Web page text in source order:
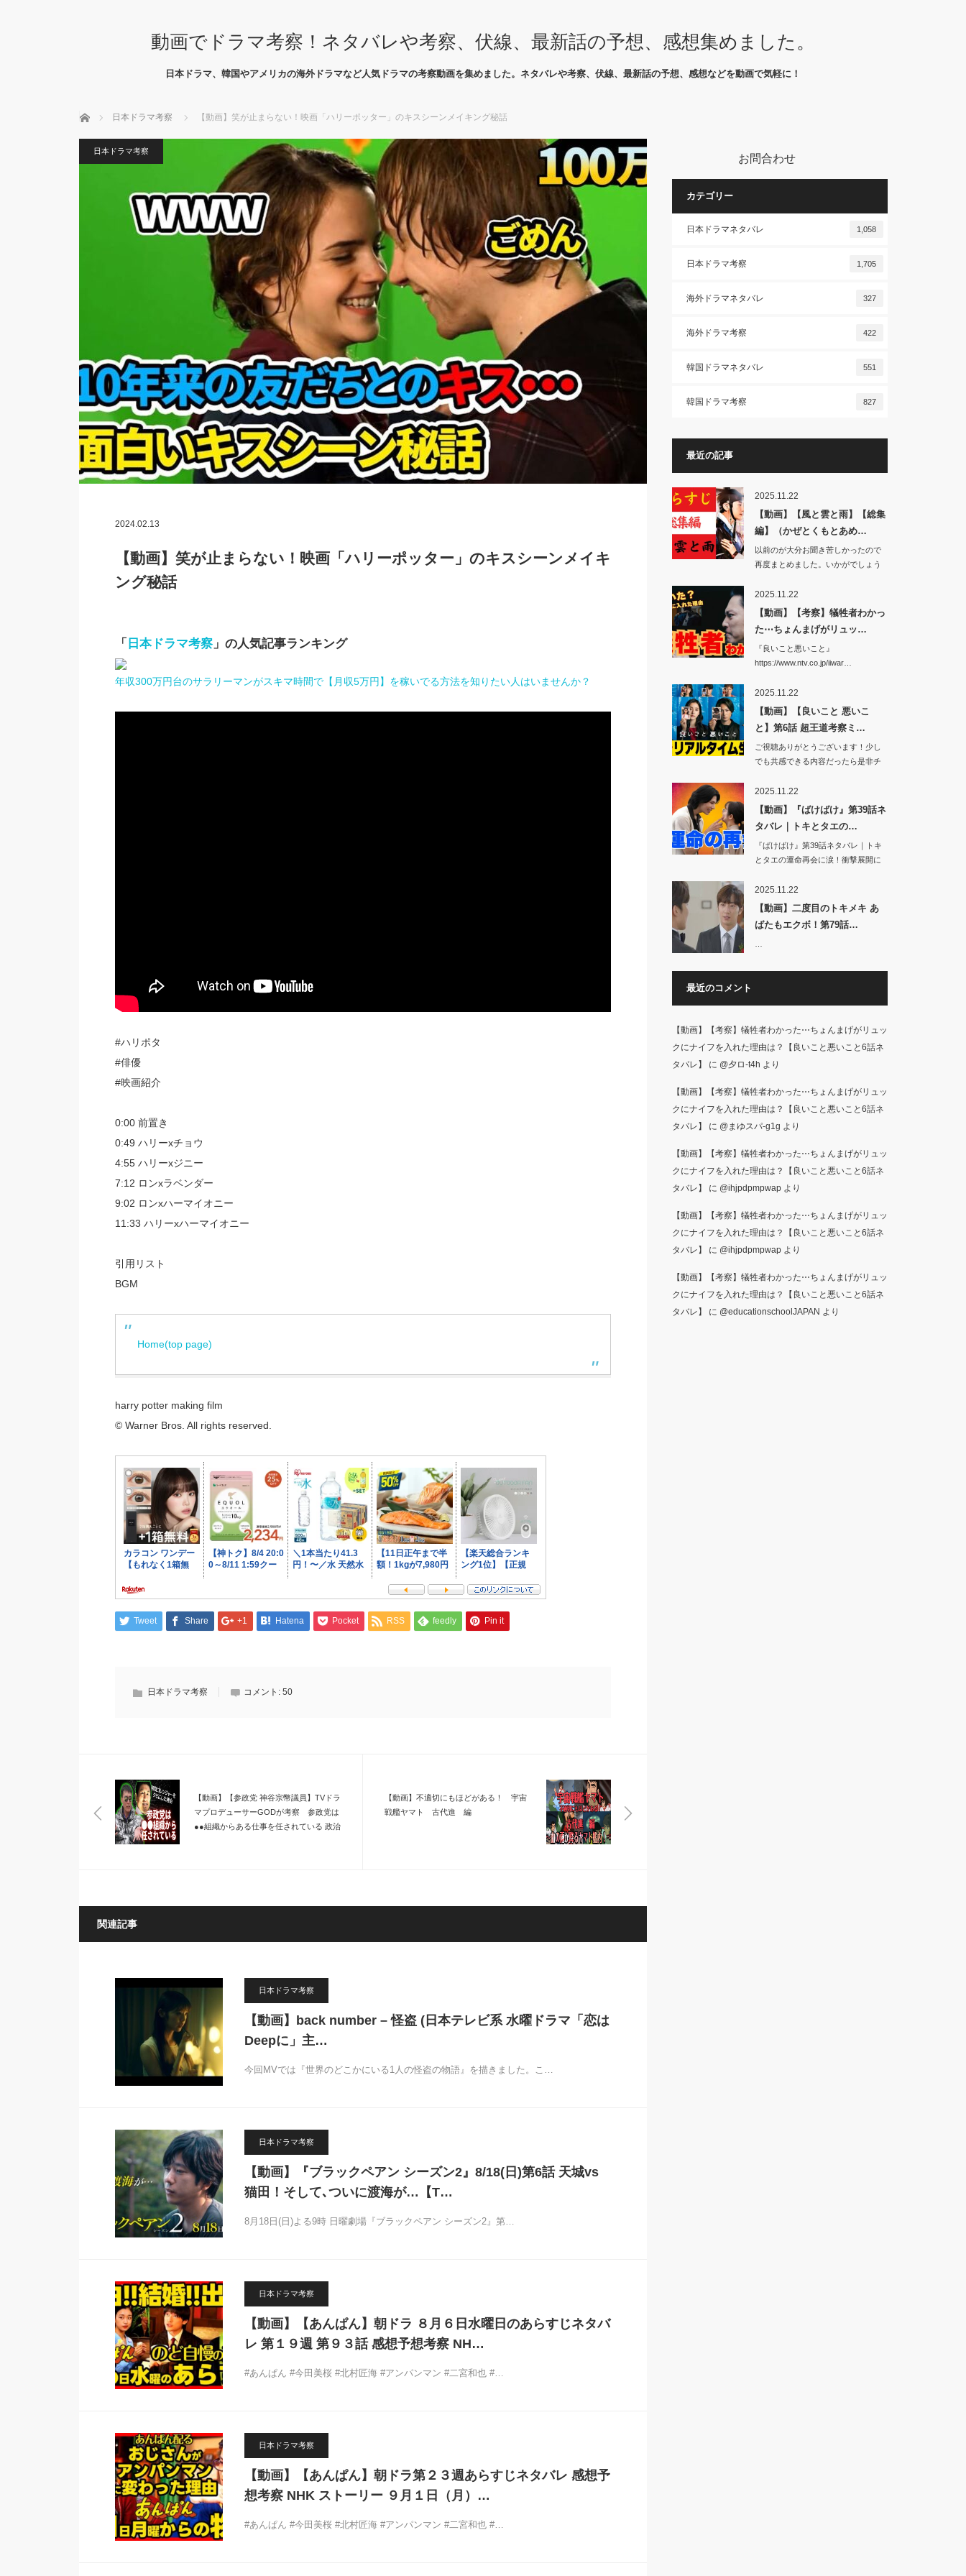
動画でドラマ考察！ネタバレや考察、伏線、最新話の予想、感想集めました。
日本ドラマ、韓国やアメリカの海外ドラマなど人気ドラマの考察動画を集めました。ネタバレや考察、伏線、最新話の予想、感想などを動画で気軽に！
ホーム 日本ドラマ考察 【動画】笑が止まらない！映画「ハリーポッター」のキスシーンメイキング秘話
日本ドラマ考察
2024.02.13
【動画】笑が止まらない！映画「ハリーポッター」のキスシーンメイキ
ング秘話
「 日本ドラマ考察」の人気記事ランキング
年収300万円台のサラリーマンがスキマ時間で【月収5万円】を稼いでる方法を知りたい人はいませんか？
#ハリポタ
#俳優
#映画紹介
0:00 前置き
0:49 ハリーxチョウ
4:55 ハリーxジニー
7:12 ロンxラベンダー
9:02 ロンxハーマイオニー
11:33 ハリーxハーマイオニー
引用リスト
BGM
Home(top page)
harry potter making film
© Warner Bros. All rights reserved.
Tweet Share +1 Hatena Pocket RSS feedly Pin it
日本ドラマ考察 コメント: 50
【動画】【参政党 神谷宗幣議員】TVドラ
マプロデューサーGODが考察 参政党は
●●組織からある仕事を任されている 政治
【動画】不適切にもほどがある！ 宇宙
戦艦ヤマト 古代進 編
関連記事
日本ドラマ考察
【動画】back number – 怪盗 (日本テレビ系 水曜ドラマ「恋は
Deepに」主…
今回MVでは『世界のどこかにいる1人の怪盗の物語』を描きました。こ…
日本ドラマ考察
【動画】『ブラックペアン シーズン2』8/18(日)第6話 天城vs
猫田！そして､ついに渡海が…【T…
8月18日(日)よる9時 日曜劇場『ブラックペアン シーズン2』第…
日本ドラマ考察
【動画】【あんぱん】朝ドラ ８月６日水曜日のあらすじネタバ
レ 第１９週 第９３話 感想予想考察 NH…
#あんぱん #今田美桜 #北村匠海 #アンパンマン #二宮和也 #…
日本ドラマ考察
【動画】【あんぱん】朝ドラ第２３週あらすじネタバレ 感想予
想考察 NHK ストーリー ９月１日（月）…
#あんぱん #今田美桜 #北村匠海 #アンパンマン #二宮和也 #…
お問合わせ
カテゴリー
日本ドラマネタバレ 1,058
日本ドラマ考察 1,705
海外ドラマネタバレ 327
海外ドラマ考察 422
韓国ドラマネタバレ 551
韓国ドラマ考察 827
最近の記事
2025.11.22
【動画】【風と雲と雨】【総集
編】（かぜとくもとあめ…
以前のが大分お聞き苦しかったので
再度まとめました。いかがでしょう
2025.11.22
【動画】【考察】犠牲者わかっ
た⋯ちょんまげがリュッ…
『良いこと悪いこと』
https://www.ntv.co.jp/iiwar…
2025.11.22
【動画】【良いこと 悪いこ
と】第6話 超王道考察ミ…
ご視聴ありがとうございます！少し
でも共感できる内容だったら是非チ
2025.11.22
【動画】『ばけばけ』第39話ネ
タバレ｜トキとタエの…
『ばけばけ』第39話ネタバレ｜トキ
とタエの運命再会に涙！衝撃展開に
2025.11.22
【動画】二度目のトキメキ あ
ばたもエクボ！第79話…
最近のコメント
【動画】【考察】犠牲者わかった⋯ちょんまげがリュッ
クにナイフを入れた理由は？【良いこと悪いこと6話ネ
タバレ】
に @夕ロ-t4h より
【動画】【考察】犠牲者わかった⋯ちょんまげがリュッ
クにナイフを入れた理由は？【良いこと悪いこと6話ネ
タバレ】
に @まゆスパ-g1g より
【動画】【考察】犠牲者わかった⋯ちょんまげがリュッ
クにナイフを入れた理由は？【良いこと悪いこと6話ネ
タバレ】
に @ihjpdpmpwapより
【動画】【考察】犠牲者わかった⋯ちょんまげがリュッ
クにナイフを入れた理由は？【良いこと悪いこと6話ネ
タバレ】
に @ihjpdpmpwapより
【動画】【考察】犠牲者わかった⋯ちょんまげがリュッ
クにナイフを入れた理由は？【良いこと悪いこと6話ネ
タバレ】
に @educationschoolJAPAN より